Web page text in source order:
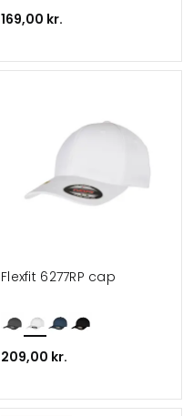
169,00 kr.
Flexfit 6277RP cap
209,00 kr.